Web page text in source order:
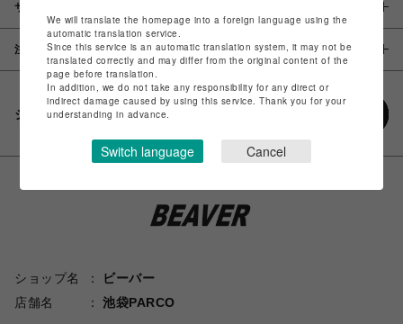
サイズ
注意事項
シェアする
ショップ名
ビーバー
店舗名
池袋PARCO
We will translate the homepage into a foreign language using the
automatic translation service.
Since this service is an automatic translation system, it may not be
translated correctly and may differ from the original content of the
page before translation.
In addition, we do not take any responsibility for any direct or
indirect damage caused by using this service. Thank you for your
understanding in advance.
Switch language Cancel